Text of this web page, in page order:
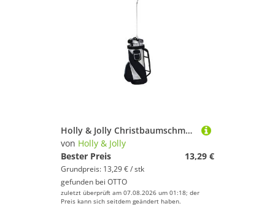
Holly & Jolly Christbaumschmuck, Christbaumschmuck Glas 11cm Golftasche Figur Schwarz / Grau
von Holly & Jolly
Bester Preis
13,29 €
Grundpreis: 13,29 € / stk
gefunden bei OTTO
zuletzt überprüft am 07.08.2026 um 01:18; der
Preis kann sich seitdem geändert haben.